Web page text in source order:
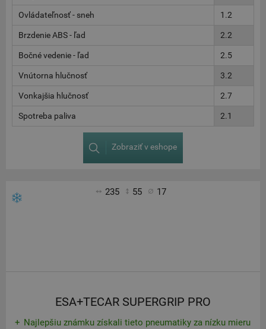
Ovládateľnosť - sneh 1.2
Brzdenie ABS - ľad 2.2
Bočné vedenie - ľad 2.5
Vnútorna hlučnosť 3.2
Vonkajšia hlučnosť 2.7
Spotreba paliva 2.1
Zobraziť v eshope
235 55 17
ESA+TECAR SUPERGRIP PRO
Najlepšiu známku získali tieto pneumatiky za nízku mieru